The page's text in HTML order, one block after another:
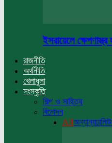
ইসরায়েলে
রাজনীতি
অর্থনীতি
খেলাধুলা
সংস্কৃতি
শিল্প ও সাহিত্য
বিনোদন
Allঅন্যান্য